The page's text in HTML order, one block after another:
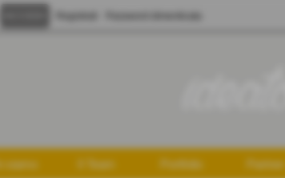
siamo Il Team Portfolio Partner